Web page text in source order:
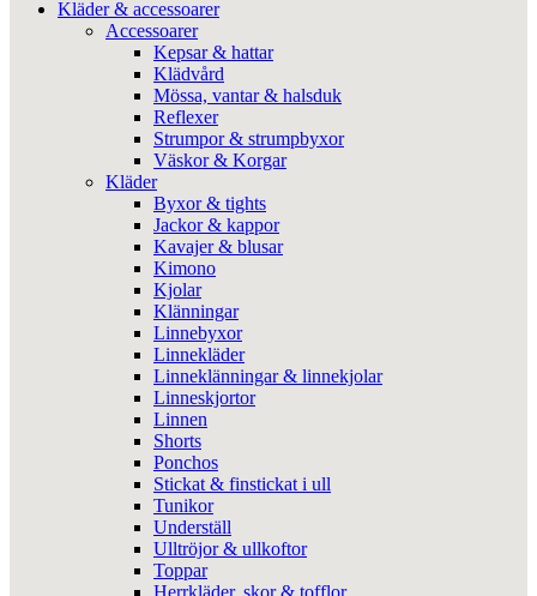
Kläder & accessoarer
Accessoarer
Kepsar & hattar
Klädvård
Mössa, vantar & halsduk
Reflexer
Strumpor & strumpbyxor
Väskor & Korgar
Kläder
Byxor & tights
Jackor & kappor
Kavajer & blusar
Kimono
Kjolar
Klänningar
Linnebyxor
Linnekläder
Linneklänningar & linnekjolar
Linneskjortor
Linnen
Shorts
Ponchos
Stickat & finstickat i ull
Tunikor
Underställ
Ulltröjor & ullkoftor
Toppar
Herrkläder, skor & tofflor